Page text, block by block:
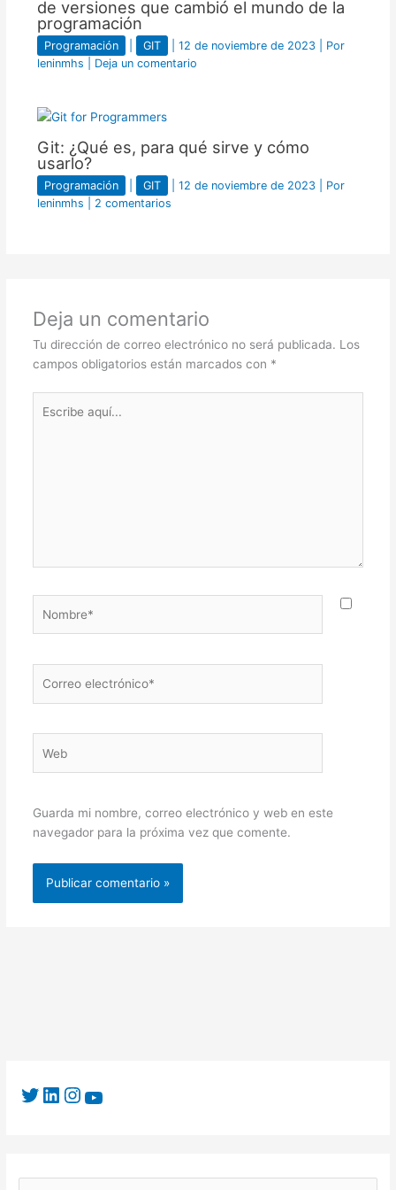
de versiones que cambió el mundo de la
programación
Programación GIT 12 de noviembre de 2023
| Por
leninmhs
Deja un comentario
Git: ¿Qué es, para qué sirve y cómo
usarlo?
Programación GIT 12 de noviembre de 2023
| Por
leninmhs
2 comentarios
Deja un comentario
Tu dirección de correo electrónico no será publicada. Los
campos obligatorios están marcados con *
aquí...
electrónico*
Guarda mi nombre, correo electrónico y web en este
navegador para la próxima vez que comente.